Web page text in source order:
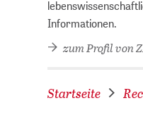
Informationen.
zum Profil von
Startseite